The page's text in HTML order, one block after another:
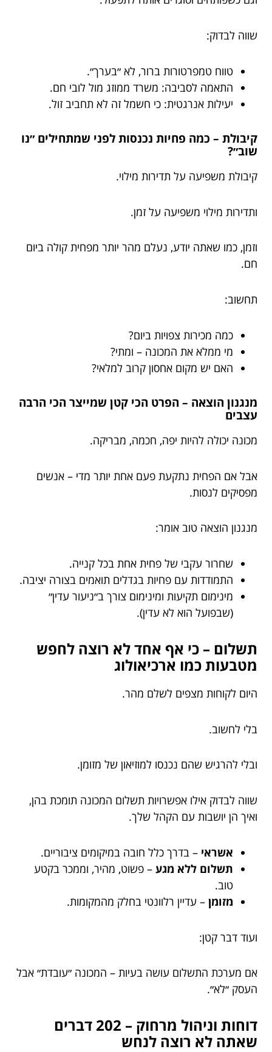
שווה לבדוק:
טווח טמפרטורות ברור, לא ״בערך״.
התאמה לסביבה: משרד ממוזג מול לובי חם.
יעילות אנרגטית: כי חשמל זה לא תחביב זול.
קיבולת – כמה פחיות נכנסות לפני שמתחילים ״נו
שוב״?
קיבולת משפיעה על תדירות מילוי.
ותדירות מילוי משפיעה על זמן.
וזמן, כמו שאתה יודע, נעלם מהר יותר מפחית קולה ביום
חם.
תחשוב:
כמה מכירות צפויות ביום?
מי ממלא את המכונה – ומתי?
האם יש מקום אחסון קרוב למלאי?
מנגנון הוצאה – הפרט הכי קטן שמייצר הכי הרבה
עצבים
מכונה יכולה להיות יפה, חכמה, מבריקה.
אבל אם הפחית נתקעת פעם אחת יותר מדי – אנשים
מפסיקים לנסות.
מנגנון הוצאה טוב אומר:
שחרור עקבי של פחית אחת בכל קנייה.
התמודדות עם פחיות בגדלים תואמים בצורה יציבה.
מינימום תקיעות ומינימום צורך ב״ניעור עדין״
(שבפועל הוא לא עדין).
תשלום – כי אף אחד לא רוצה לחפש
מטבעות כמו ארכיאולוג
היום לקוחות מצפים לשלם מהר.
בלי לחשוב.
ובלי להרגיש שהם נכנסו למוזיאון של מזומן.
שווה לבדוק אילו אפשרויות תשלום המכונה תומכת בהן,
ואיך הן יושבות עם הקהל שלך.
אשראי – בדרך כלל חובה במיקומים ציבוריים.
תשלום ללא מגע – פשוט, מהיר, וממכר בקטע
טוב.
מזומן – עדיין רלוונטי בחלק מהמקומות.
ועוד דבר קטן:
אם מערכת התשלום עושה בעיות – המכונה ״עובדת״ אבל
העסק ״לא״.
דוחות וניהול מרחוק – 202 דברים
שאתה לא רוצה לנחש